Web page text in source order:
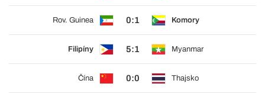
Rov. Guinea 0:1 Komory
Filipíny 5:1 Myanmar
Čína 0:0 Thajsko